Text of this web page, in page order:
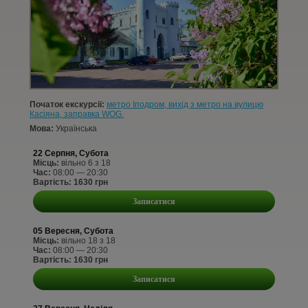
КОНТАКТИ
СТАТТІ
УВІЙТИ
РЕЄСТРАЦІЯ
Початок екскурсії: метро Іподром, вихід з метро на вулицю
Касіяна, заправка WOG.
Мова: Українська
22 Серпня, Субота
Місць: вільно 6 з 18
Час: 08:00 — 20:30
Вартість: 1630 грн
Записатися
05 Вересня, Субота
Місць: вільно 18 з 18
Час: 08:00 — 20:30
Вартість: 1630 грн
Записатися